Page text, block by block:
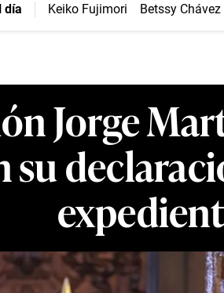
día Keiko Fujimori Betssy Chávez
Jorge